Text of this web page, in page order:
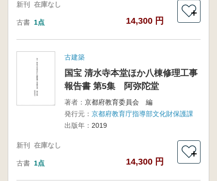
新刊 在庫なし
古書 1点 14,300 円
＋
古建築
国宝 清水寺本堂ほか八棟修理工事
報告書 第5集 阿弥陀堂
著者： 京都府教育委員会 編
発行元： 京都府教育庁指導部文化財保護課
出版年： 2019
新刊 在庫なし
古書 1点 14,300 円
＋